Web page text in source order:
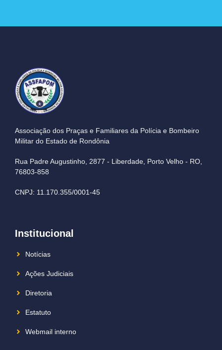
Associação dos Praças e Familiares da Polícia e Bombeiro
Militar do Estado de Rondônia
Rua Padre Augustinho, 2877 - Liberdade, Porto Velho - RO,
76803-858
CNPJ: 11.170.355/0001-45
Institucional
Notícias
Ações Judiciais
Diretoria
Estatuto
Webmail interno